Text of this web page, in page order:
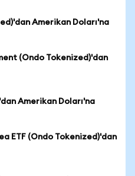
Amerikan Doları'na
(Ondo Tokenized)'dan
Amerikan Doları'na
ETF (Ondo Tokenized)'dan